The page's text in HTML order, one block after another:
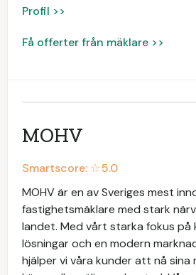
Profil >>
Få offerter från mäklare >>
MOHV
Smartscore: ☆5.0
MOHV är en av Sveriges mest
fastighetsmäklare med stark
landet. Med vårt starka fokus på
lösningar och en modern
hjälper vi våra kunder att nå sina